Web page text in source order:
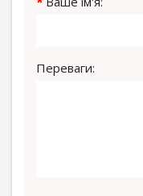
Переваги: